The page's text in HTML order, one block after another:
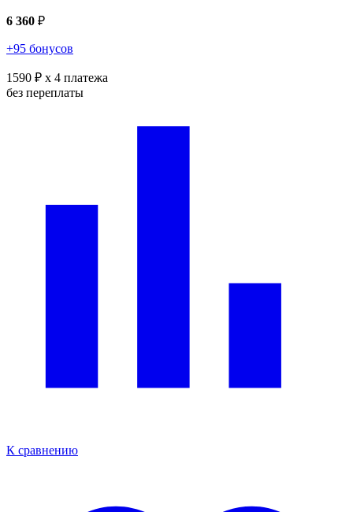
6 360 ₽
+95 бонусов
1590 ₽ x 4 платежа
без переплаты
К сравнению